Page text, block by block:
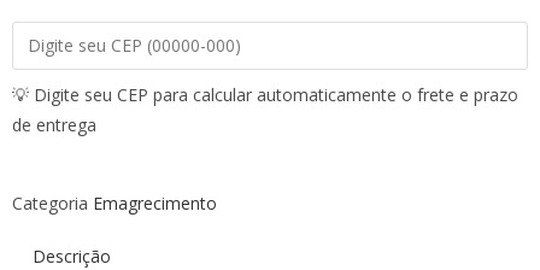
💡 Digite seu CEP para calcular automaticamente o frete e prazo
de entrega
Categoria Emagrecimento
Descrição